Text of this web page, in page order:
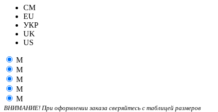
CM
EU
УКР
UK
US
M
M
M
M
M
ВНИМАНИЕ! При оформлении заказа сверяйтесь с таблицей размеров